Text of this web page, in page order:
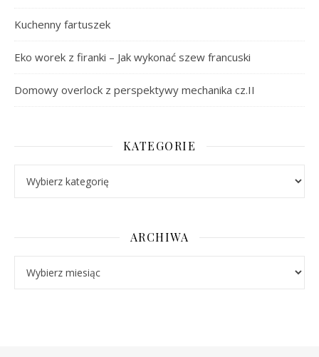
Kuchenny fartuszek
Eko worek z firanki – Jak wykonać szew francuski
Domowy overlock z perspektywy mechanika cz.II
KATEGORIE
ARCHIWA